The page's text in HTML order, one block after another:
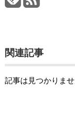
関連記事
記事は見つかりませ